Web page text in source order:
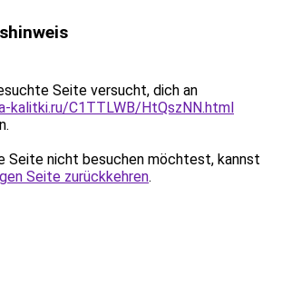
Seite versucht, dich an
kalitki.ru/C1TTLWB/HtQszNN.html
Seite nicht besuchen möchtest, kannst
Seite zurückkehren.